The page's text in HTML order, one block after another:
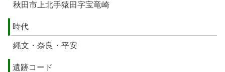
秋田市上北手猿田字宝竜崎
時代
縄文・奈良・平安
遺跡コード